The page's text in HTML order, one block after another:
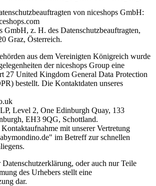
von niceshops GmbH:
GmbH, z. H. des Datenschutzbeauftragten,
Graz, Österreich.
aus dem Vereinigten Königreich wurde
der niceshops Group eine
27 United Kingdom General Data Protection
bestellt. Die Kontaktdaten unseres
Level 2, One Edinburgh Quay, 133
EH3 9QG, Schottland.
mit unserer Vertretung
im Betreff zur schnellen
oder auch nur Teile
des Urhebers stellt eine
dar.